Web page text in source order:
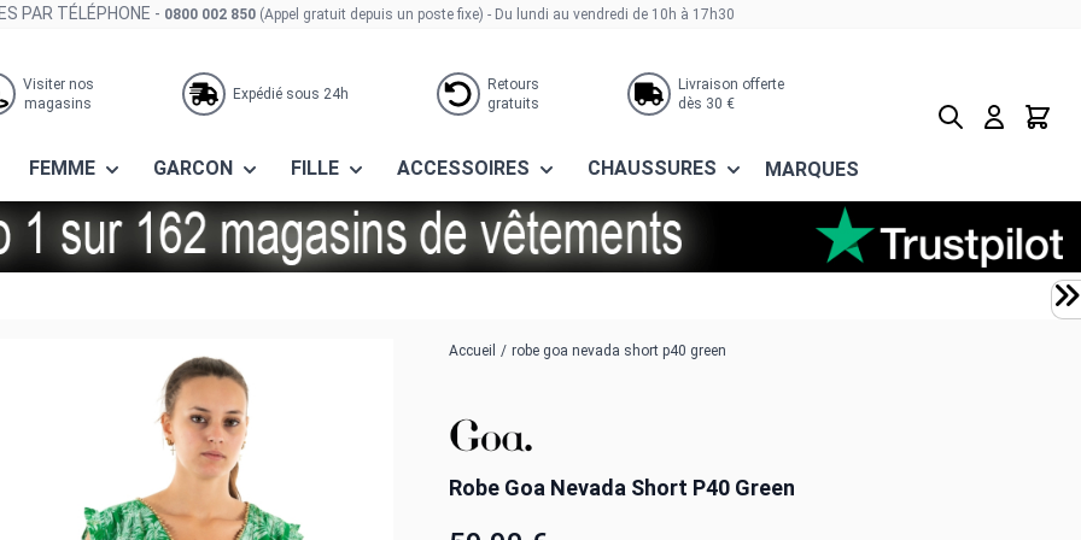
PAR TÉLÉPHONE - 0800 002 850 (Appel gratuit depuis un poste fixe) - Du lundi au vendredi de 10h à 17h30
Visiter nos
magasins
Expédié sous 24h
Retours
gratuits
Livraison offerte
dès 30 €
FEMME GARCON FILLE ACCESSOIRES CHAUSSURES MARQUES
Rechercher
Panier
Accueil / robe goa nevada short p40 green
Robe Goa Nevada Short P40 Green